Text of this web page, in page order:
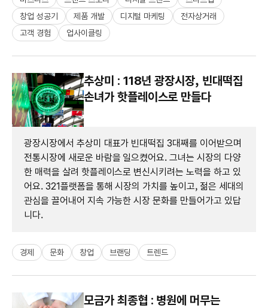
창업 성공기
제품 개발 디지털 마케팅
전자상거래
고객 경험
업사이클링
추상미 : 118년 광장시장, 빈대떡집
손녀가 핫플레이스로 만들다
광장시장에서 추상미 대표가 빈대떡집 3대째를 이어받으며
전통시장에 새로운 바람을 일으켰어요. 그녀는 시장의 다양
한 매력을 살려 핫플레이스로 변신시키려는 노력을 하고 있
어요. 321플랫폼을 통해 시장의 가치를 높이고, 젊은 세대의
관심을 끌어내어 지속 가능한 시장 문화를 만들어가고 있답
니다.
경제 문화 창업 브랜딩 트렌드
모금가 최종협 : 병원에 머무는